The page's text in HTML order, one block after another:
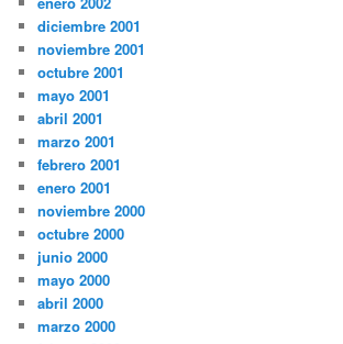
diciembre 2001
noviembre 2001
octubre 2001
mayo 2001
abril 2001
marzo 2001
febrero 2001
enero 2001
noviembre 2000
octubre 2000
junio 2000
mayo 2000
abril 2000
marzo 2000